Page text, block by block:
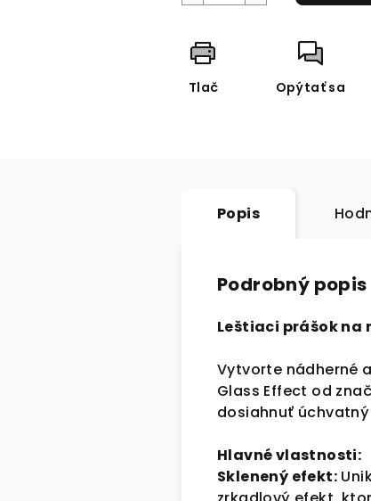
Tlač Opýtať sa
Popis
Podrobný popis
Leštiaci prášok na
Vytvorte nádherné
Glass Effect od
dosiahnuť
Hlavné vlastnosti:
Sklenený efekt: